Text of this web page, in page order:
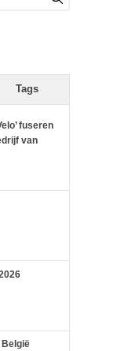
Tags
fuseren
van